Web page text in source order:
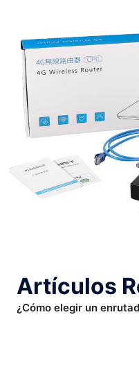
Artículos
¿Cómo elegir un